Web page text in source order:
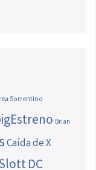
Sorrentino
Brian
Caída de X
DC